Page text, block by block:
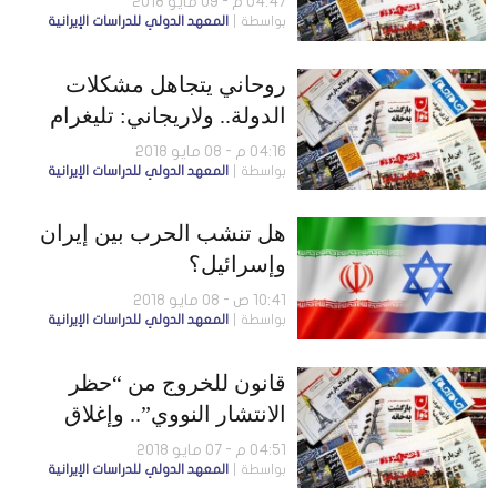
الصاروخية
بواسطة المعهد الدولي للدراسات الإيرانية
روحاني يتجاهل مشكلات
الدولة.. ولاريجاني: تليغرام
ملاذ المجرمين
04:16 م - 08 مايو 2018
بواسطة المعهد الدولي للدراسات الإيرانية
هل تنشب الحرب بين إيران
وإسرائيل؟
10:41 ص - 08 مايو 2018
بواسطة المعهد الدولي للدراسات الإيرانية
قانون للخروج من “حظر
الانتشار النووي”.. وإغلاق
الحدود مع العراق
04:51 م - 07 مايو 2018
بواسطة المعهد الدولي للدراسات الإيرانية